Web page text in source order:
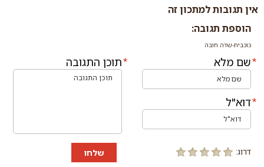
אין תגובות למתכון זה
הוספת תגובה:
כוכבית-שדה חובה
שם מלא
דוא"ל
תוכן התגובה
דרוג: שלחו